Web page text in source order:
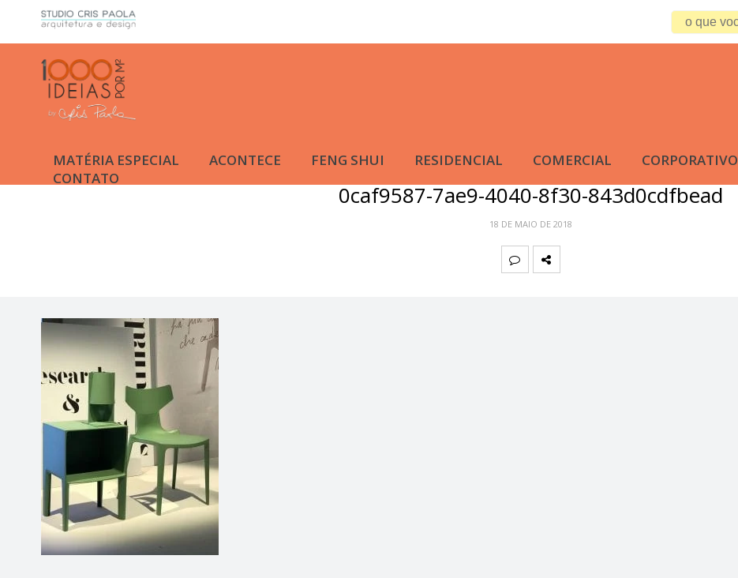
MATÉRIA ESPECIAL ACONTECE FENG SHUI RESIDENCIAL COMERCIAL CORPORATIVO
CONTATO
0caf9587-7ae9-4040-8f30-843d0cdfbead
18 DE MAIO DE 2018